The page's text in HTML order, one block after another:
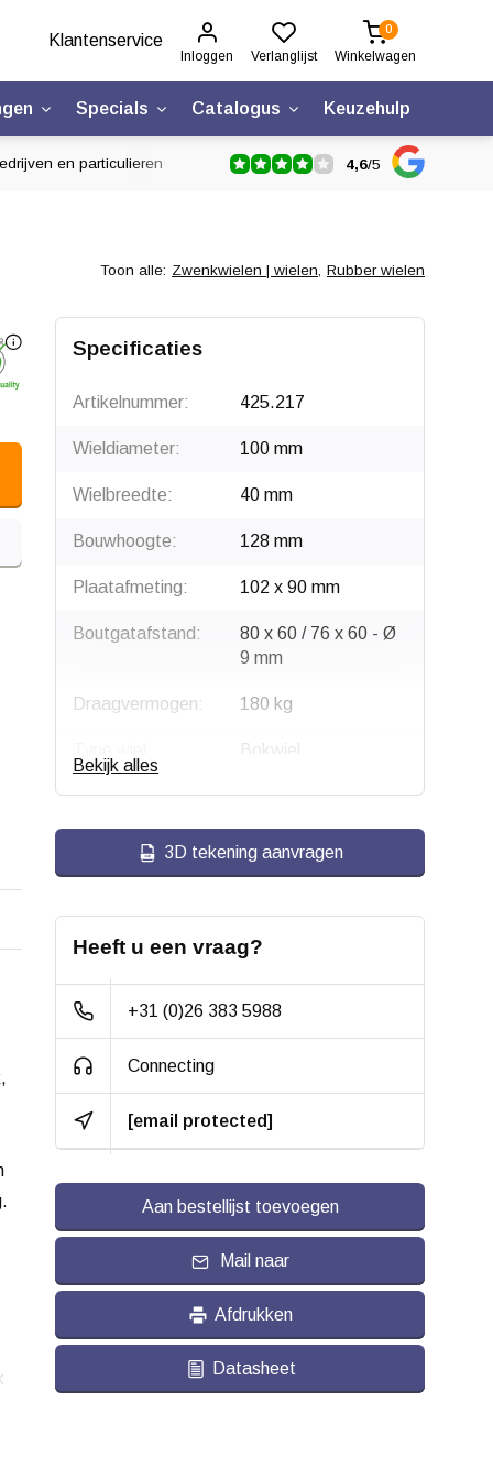
Klantenservice
Inloggen Verlanglijst
0
Winkelwagen
Specials Catalogus Keuzehulp
en particulieren 4,6/5
Toon alle: Zwenkwielen | wielen, Rubber wielen
Specificaties
Artikelnummer: 425.217
Wieldiameter: 100 mm
Wielbreedte: 40 mm
Bouwhoogte: 128 mm
Plaatafmeting: 102 x 90 mm
Boutgatafstand:
80 x 60 / 76 x 60 - Ø
9 mm
Draagvermogen: 180 kg
Bokwiel
Montage: Plaatbevestiging
Wiellager:
Bandage:
Zwart elastisch
rubber,
Hardheid band:
Rolweerstand:
Geluiddempend:
- 20 / + 60 °C
Vlakke ondergrond
Bekijk alles
3D tekening aanvragen
Heeft u een vraag?
+31 (0)26 383 5988
Connecting
[email protected]
Aan bestellijst toevoegen
Mail naar
Afdrukken
Datasheet